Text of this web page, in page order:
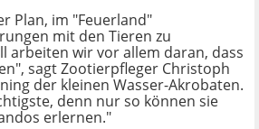
Plan, im "Feuerland"
mit den Tieren zu
arbeiten wir vor allem daran, dass
sagt Zootierpfleger Christoph
der kleinen Wasser-Akrobaten.
denn nur so können sie
erlernen."